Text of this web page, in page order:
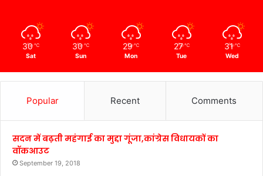
30 ℃
Sat
30 ℃
Sun
29 ℃
Mon
27 ℃
Tue
31 ℃
Wed
Popular Recent Comments
सदन में बढ़ती महंगाई का मुद्दा गूंजा,कांग्रेस विधायकों का
वॉकआउट
September 19, 2018